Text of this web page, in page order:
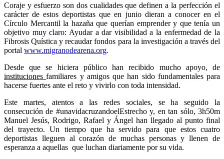
Coraje y esfuerzo son dos cualidades que definen a la perfección el
carácter de estos deportistas que en junio dieran a conocer en el
Círculo Mercantil la hazaña que querían emprender y que tenía un
objetivo muy claro: Ayudar a dar visibilidad a la enfermedad de la
Fibrosis Quística y recaudar fondos para la investigación a través del
portal www.migranodearena.org.
Desde que se hiciera público han recibido mucho apoyo, de
institucionesfamiliares y amigos que han sido fundamentales para
hacerse fuertes ante el reto y vivirlo con toda intensidad.
Este martes, atentos a las redes sociales, se ha seguido la
consecución de #unavidacruzandoelEstrecho y, en tan sólo, 3h50m
Manuel Jesús, Rodrigo, Rafael y Ángel han llegado al punto final
del trayecto. Un tiempo que ha servido para que estos cuatro
deportistas lleguen al corazón de muchas personas y llenen de
esperanza a aquellas que luchan diariamente por su vida.